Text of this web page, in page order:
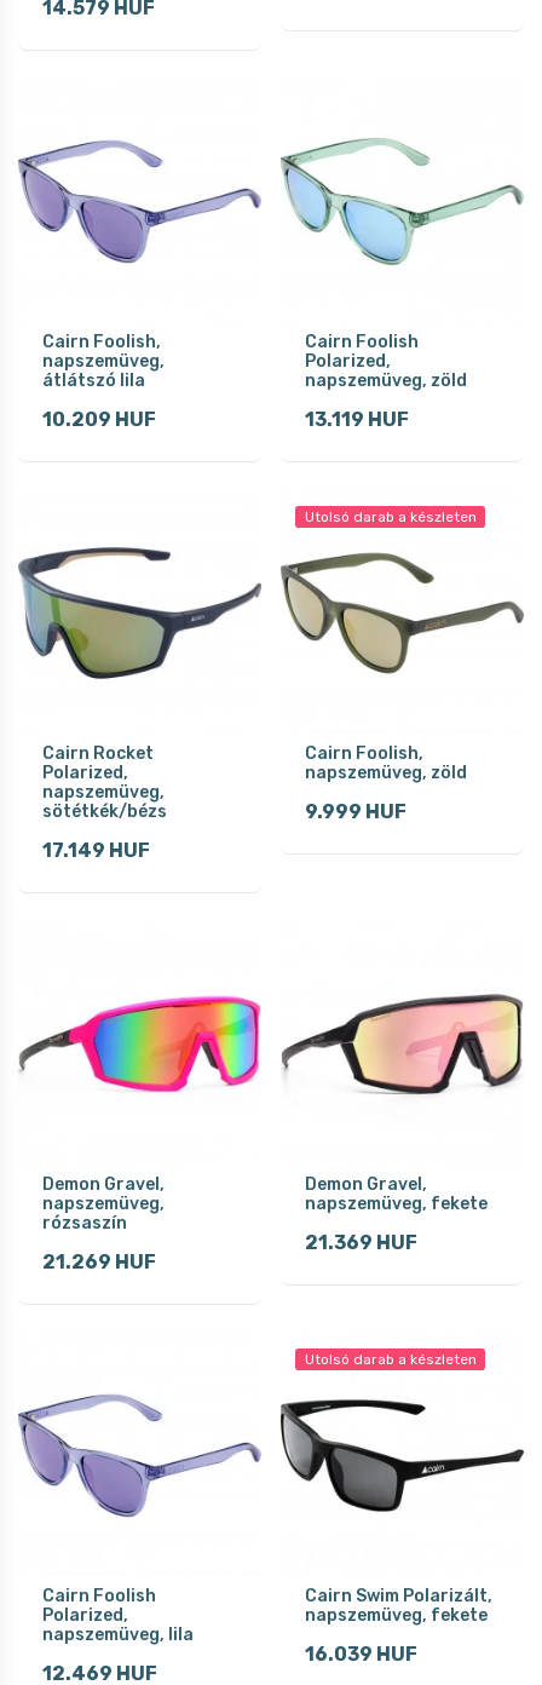
14.579 HUF
Cairn Foolish,
napszemüveg,
átlátszó lila
10.209 HUF
Cairn Foolish
Polarized,
napszemüveg, zöld
13.119 HUF
Cairn Rocket
Polarized,
napszemüveg,
sötétkék/bézs
17.149 HUF
Utolsó darab a készleten
Cairn Foolish,
napszemüveg, zöld
9.999 HUF
Demon Gravel,
napszemüveg,
rózsaszín
21.269 HUF
Demon Gravel,
napszemüveg, fekete
21.369 HUF
Cairn Foolish
Polarized,
napszemüveg, lila
12.469 HUF
Utolsó darab a készleten
Cairn Swim Polarizált,
napszemüveg, fekete
16.039 HUF